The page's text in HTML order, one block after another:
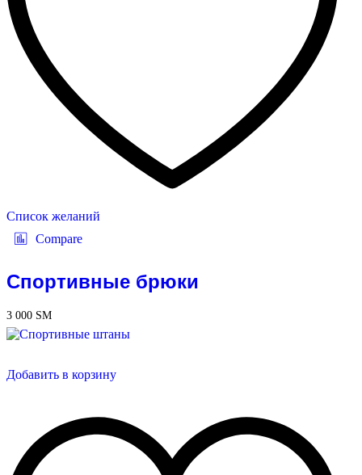
Список желаний
Compare
Спортивные брюки
3 000 ЅМ
Добавить в корзину